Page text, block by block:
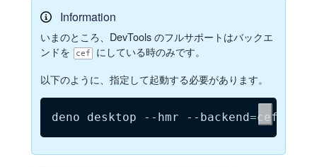
Information
いまのところ、DevTools のフルサポートはバックエ
ンドを
cef
にしている時のみです。
以下のように、指定して起動する必要があります。
deno desktop --hmr --backend=